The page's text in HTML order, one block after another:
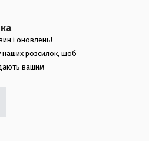
і оновлень!
наших розсилок, щоб
вашим